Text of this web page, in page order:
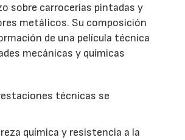
sobre carrocerías pintadas y
metálicos. Su composición
de una película técnica
mecánicas y químicas
técnicas se
química y resistencia a la